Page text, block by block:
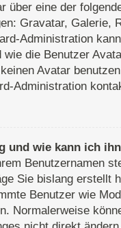
über eine der
Gravatar, Galerie,
Administration kann
wie die Benutzer
Avatar
Administration
und wie kann ich
Benutzernamen
Sie bislang erstellt
Benutzer wie
Normalerweise